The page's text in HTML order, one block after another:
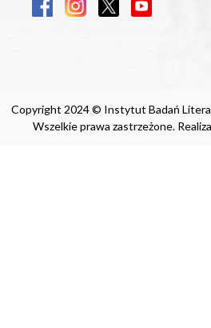
Copyright 2024 © Instytut Badań
Wszelkie prawa zastrzeżone.